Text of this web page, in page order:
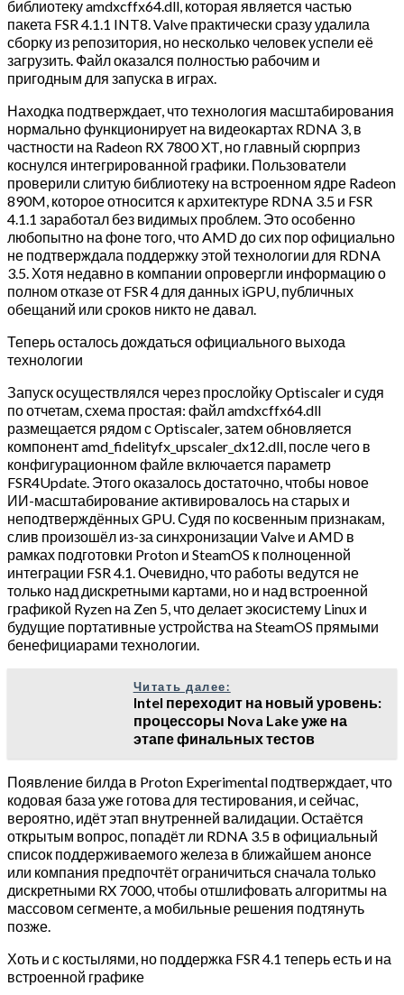
библиотеку amdxcffx64.dll, которая является частью
пакета FSR 4.1.1 INT8. Valve практически сразу удалила
сборку из репозитория, но несколько человек успели её
загрузить. Файл оказался полностью рабочим и
пригодным для запуска в играх.
Находка подтверждает, что технология масштабирования
нормально функционирует на видеокартах RDNA 3, в
частности на Radeon RX 7800 XT, но главный сюрприз
коснулся интегрированной графики. Пользователи
проверили слитую библиотеку на встроенном ядре Radeon
890M, которое относится к архитектуре RDNA 3.5 и FSR
4.1.1 заработал без видимых проблем. Это особенно
любопытно на фоне того, что AMD до сих пор официально
не подтверждала поддержку этой технологии для RDNA
3.5. Хотя недавно в компании опровергли информацию о
полном отказе от FSR 4 для данных iGPU, публичных
обещаний или сроков никто не давал.
Теперь осталось дождаться официального выхода
технологии
Запуск осуществлялся через прослойку Optiscaler и судя
по отчетам, схема простая: файл amdxcffx64.dll
размещается рядом с Optiscaler, затем обновляется
компонент amd_fidelityfx_upscaler_dx12.dll, после чего в
конфигурационном файле включается параметр
FSR4Update. Этого оказалось достаточно, чтобы новое
ИИ-масштабирование активировалось на старых и
неподтверждённых GPU. Судя по косвенным признакам,
слив произошёл из-за синхронизации Valve и AMD в
рамках подготовки Proton и SteamOS к полноценной
интеграции FSR 4.1. Очевидно, что работы ведутся не
только над дискретными картами, но и над встроенной
графикой Ryzen на Zen 5, что делает экосистему Linux и
будущие портативные устройства на SteamOS прямыми
бенефициарами технологии.
Читать далее:
Intel переходит на новый уровень:
процессоры Nova Lake уже на
этапе финальных тестов
Появление билда в Proton Experimental подтверждает, что
кодовая база уже готова для тестирования, и сейчас,
вероятно, идёт этап внутренней валидации. Остаётся
открытым вопрос, попадёт ли RDNA 3.5 в официальный
список поддерживаемого железа в ближайшем анонсе
или компания предпочтёт ограничиться сначала только
дискретными RX 7000, чтобы отшлифовать алгоритмы на
массовом сегменте, а мобильные решения подтянуть
позже.
Хоть и с костылями, но поддержка FSR 4.1 теперь есть и на
встроенной графике